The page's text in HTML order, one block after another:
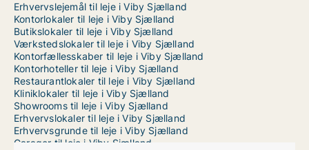
Erhvervslejemål til leje i Viby Sjælland
Kontorlokaler til leje i Viby Sjælland
Butikslokaler til leje i Viby Sjælland
Værkstedslokaler til leje i Viby Sjælland
Kontorfællesskaber til leje i Viby Sjælland
Kontorhoteller til leje i Viby Sjælland
Restaurantlokaler til leje i Viby Sjælland
Kliniklokaler til leje i Viby Sjælland
Showrooms til leje i Viby Sjælland
Erhvervslokaler til leje i Viby Sjælland
Erhvervsgrunde til leje i Viby Sjælland
Garager til leje i Viby Sjælland